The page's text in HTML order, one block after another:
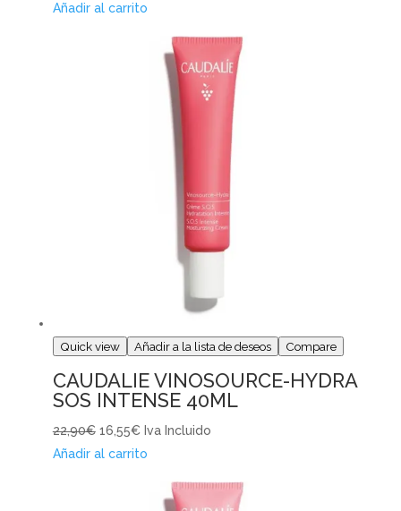
Añadir al carrito
Quick view Añadir a la lista de deseos Compare
CAUDALIE VINOSOURCE-HYDRA
SOS INTENSE 40ML
22,90€ 16,55€ Iva Incluido
Añadir al carrito